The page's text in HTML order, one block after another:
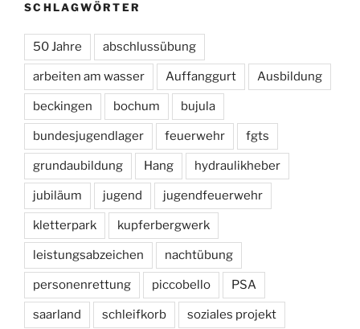
SCHLAGWÖRTER
50 Jahre abschlussübung
arbeiten am wasser Auffanggurt Ausbildung
beckingen bochum bujula
bundesjugendlager feuerwehr fgts
grundaubildung Hang hydraulikheber
jubiläum jugend jugendfeuerwehr
kletterpark kupferbergwerk
leistungsabzeichen nachtübung
personenrettung piccobello PSA
saarland schleifkorb soziales projekt